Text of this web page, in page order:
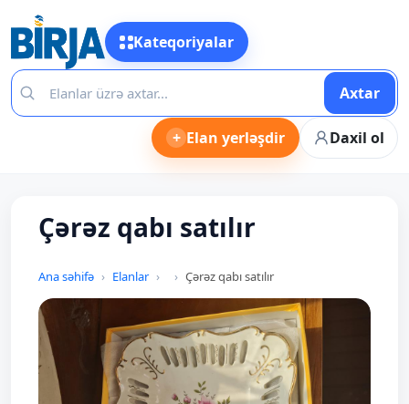
Kateqoriyalar
Axtar
+ Elan yerləşdir Daxil ol
Çərəz qabı satılır
Ana səhifə Elanlar Çərəz qabı satılır